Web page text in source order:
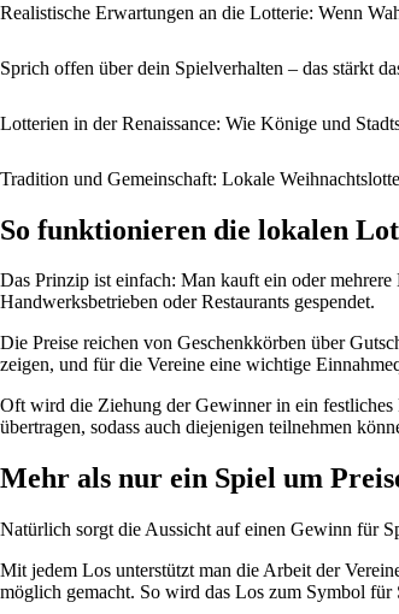
Realistische Erwartungen an die Lotterie: Wenn
Sprich offen über dein Spielverhalten – das stärkt
Lotterien in der Renaissance: Wie Könige und
Tradition und Gemeinschaft: Lokale
So funktionieren die lokalen
Das Prinzip ist einfach: Man kauft ein oder
Handwerksbetrieben oder Restaurants gespendet.
Die Preise reichen von Geschenkkörben über
zeigen, und für die Vereine eine wichtige
Oft wird die Ziehung der Gewinner in ein
übertragen, sodass auch diejenigen teilnehmen
Mehr als nur ein Spiel um
Natürlich sorgt die Aussicht auf einen Gewinn für
Mit jedem Los unterstützt man die Arbeit der
möglich gemacht. So wird das Los zum Symbol für